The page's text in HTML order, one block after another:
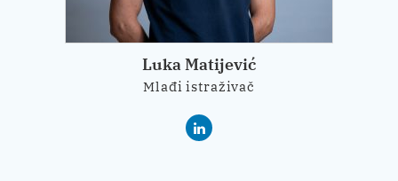
Luka Matijević
Mlađi istraživač